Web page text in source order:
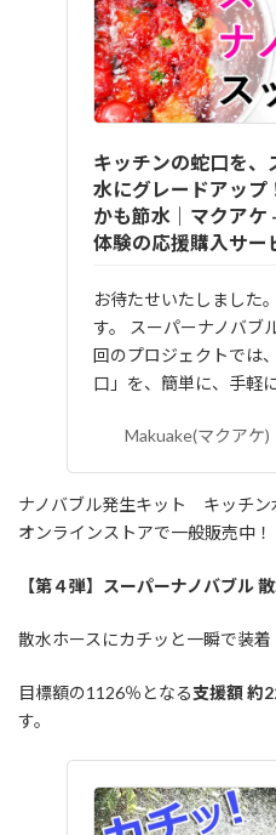
キッチンの蛇口を、
水にグレードアップ
かも節水｜マクアケ
体験の応援購入サー
お待たせいたしました
す。 スーパーナノバブ
回のプロジェクトでは
口」を、簡単に、手軽
Makuake(マクアケ)
ナノバブル発生キット キッチ
オンラインストアで一般販売中！
【第４弾】スーパーナノバブル
散水ホースにカチッと一瞬で装
目標額の1126％となる支援額 約
す。